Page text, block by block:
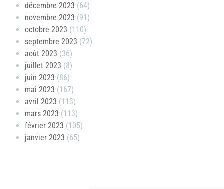
décembre 2023 (64)
novembre 2023 (91)
octobre 2023 (110)
septembre 2023 (72)
août 2023 (36)
juillet 2023 (8)
juin 2023 (86)
mai 2023 (167)
avril 2023 (113)
mars 2023 (113)
février 2023 (105)
janvier 2023 (65)